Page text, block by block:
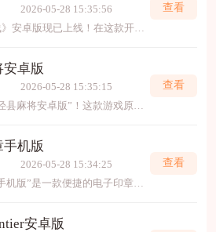
2026-05-28 15:35:56
《深海搁浅》安卓版现已上线！在这款开放世界生存游戏中，你将扮演一名遭遇空难的幸存者，独自置身于广袤无垠的太平洋群岛。面对烈日、饥饿与潜伏的危险，你必须采集资源、建造营地
查看
卓版
2026-05-28 15:35:15
欢迎体验“泾县麻将安卓版”！这款游戏原汁原味复刻安徽泾县本地麻将玩法，包含定缺、混牌等特色规则，画面简洁流畅，操作轻松易上手。无论你是麻将爱好者还是想感受地方棋牌魅力，都
查看
机版
2026-05-28 15:34:25
查看
安卓版